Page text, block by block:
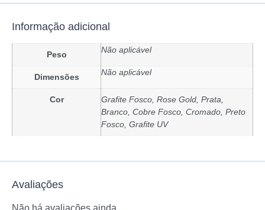
Informação adicional
Peso Não aplicável
Dimensões Não aplicável
Cor
Grafite Fosco, Rose Gold, Prata,
Branco, Cobre Fosco, Cromado, Preto
Fosco, Grafite UV
Avaliações
Não há avaliações ainda.